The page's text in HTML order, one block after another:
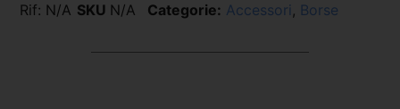
Rif: N/A SKU N/A Categorie: Accessori , Borse